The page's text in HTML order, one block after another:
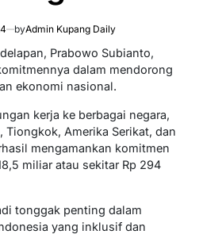
byAdmin Kupang Daily
Prabowo Subianto,
dalam mendorong
ekonomi nasional.
kerja ke berbagai negara,
Tiongkok, Amerika Serikat, dan
mengamankan komitmen
miliar atau sekitar Rp 294
tonggak penting dalam
yang inklusif dan